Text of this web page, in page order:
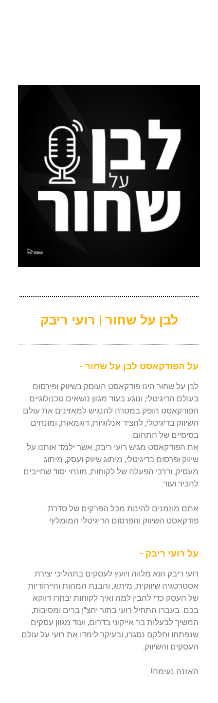
לבן על שחור | רועי ריבק
על הפודקאסט לבן על שחור -
לבן על שחור הינו פודקאסט העוסק בשיווק ופירסום
בעולם הדיגיטלי, ונוגע בעוד מגוון נושאים טכנולוגיים.
הפודקאסט הופק במטרה להנגיש למאזינים את עולם
השיווק בדיגיטלי, להציד אנלוגיות, דוגמאות, ומונחים
בסיסיים של התחום.
את הפודקאסט מגיש רועי ריבק, אשר ילמד אותנו על
שיווק ופרסום בדיגיטלי, מיתוג שיווק ועסק, מיתוג
מעסיק, ודרכי הפעלה של לקוחות, מונחי יסוד שחייבים
להכיר ועוד.
אתם מוזמנים להינות מכל הפרקים של סדרת
פודקאסט השיווק והפרסום הדיגיטלי המומלץ!
על רועי ריבק -
רועי ריבק הוא מלווה ויועץ לעסקים בתהליכי יצירת
אסטרטגיה שיווקית, מיתוג, והבנת המהות והייחודיות
של העסק כדי להבין למה ואיך לקוחות יבחרו דווקא
בכם. בעברו התחיל רועי בתור יחצ"ן ברים ומסיבות,
המשיך לבעלות בר אייקוני בדרום, ועוד מגוון עסקים
שנפתחו וחלקם נסגרו, ובעיקר לימדו את רועי על עולם
העסקים והשיווק.
האזנה נעימה!